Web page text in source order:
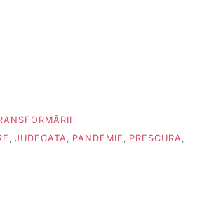
, JUDECATA, PANDEMIE , PRESCURA,